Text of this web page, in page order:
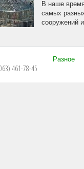
В наше
самых
сооружений
461-78-45
Разное